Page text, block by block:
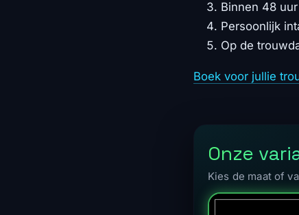
Binnen 48
Persoonlijk
Op de
Boek voor jullie
Onze
Kies de maat of